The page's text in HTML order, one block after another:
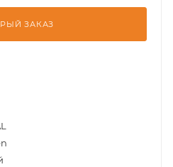
ЗАКАЗ